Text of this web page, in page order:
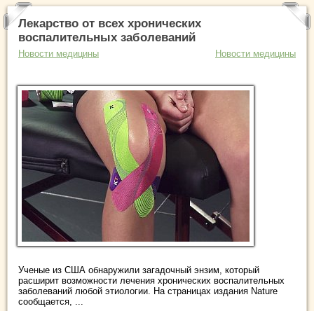
Лекарство от всех хронических
воспалительных заболеваний
Новости медицины Новости медицины
Ученые из США обнаружили загадочный энзим, который
расширит возможности лечения хронических воспалительных
заболеваний любой этиологии. На страницах издания Nature
сообщается, ...